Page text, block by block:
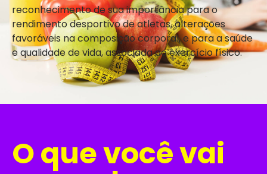
reconhecimento de sua importância para o
rendimento desportivo de atletas, alterações
favoráveis na composição corporal, e para a saúde
e qualidade de vida, associada ao exercício físico.
O que você vai